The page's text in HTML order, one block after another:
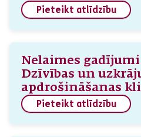
Pieteikt atlīdzību
Nelaimes gadījumi
Dzīvības un
apdrošināšanas
Pieteikt atlīdzību